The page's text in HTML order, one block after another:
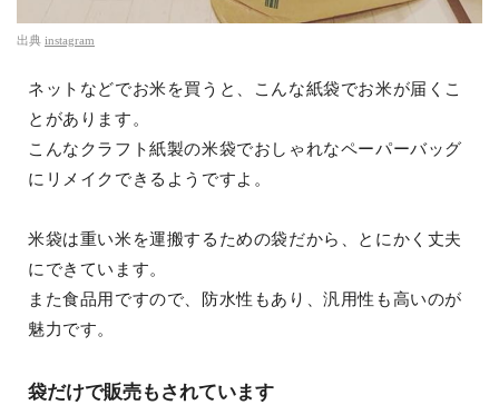
出典 instagram
ネットなどでお米を買うと、こんな紙袋でお米が届くこ
とがあります。
こんなクラフト紙製の米袋でおしゃれなペーパーバッグ
にリメイクできるようですよ。
米袋は重い米を運搬するための袋だから、とにかく丈夫
にできています。
また食品用ですので、防水性もあり、汎用性も高いのが
魅力です。
袋だけで販売もされています